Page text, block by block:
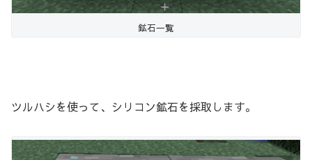
鉱石一覧
ツルハシを使って、シリコン鉱石を採取します。